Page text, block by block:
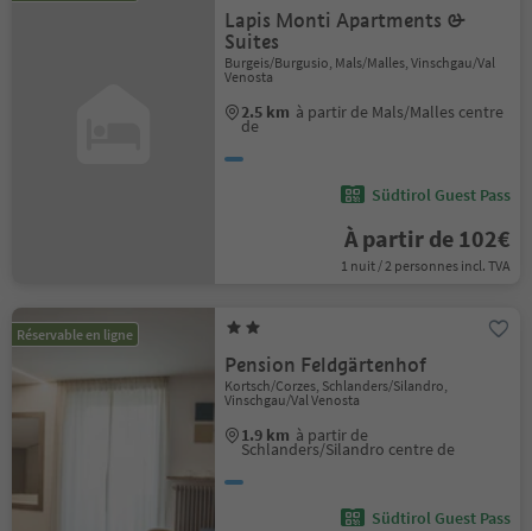
Lapis Monti Apartments &
Suites
Burgeis/Burgusio, Mals/Malles, Vinschgau/Val
Venosta
2.5 km à partir de Mals/Malles centre
de
Südtirol Guest Pass
À partir de 102€
1 nuit / 2 personnes incl. TVA
Réservable en ligne
Pension Feldgärtenhof
Kortsch/Corzes, Schlanders/Silandro,
Vinschgau/Val Venosta
1.9 km à partir de
Schlanders/Silandro centre de
Südtirol Guest Pass